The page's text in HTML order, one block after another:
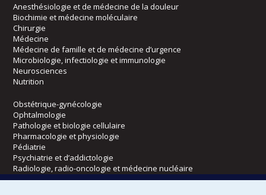
Anesthésiologie et de médecine de la douleur
Biochimie et médecine moléculaire
Chirurgie
Médecine
Médecine de famille et de médecine d’urgence
Microbiologie, infectiologie et immunologie
Neurosciences
Nutrition
Obstétrique-gynécologie
Ophtalmologie
Pathologie et biologie cellulaire
Pharmacologie et physiologie
Pédiatrie
Psychiatrie et d’addictologie
Radiologie, radio-oncologie et médecine nucléaire